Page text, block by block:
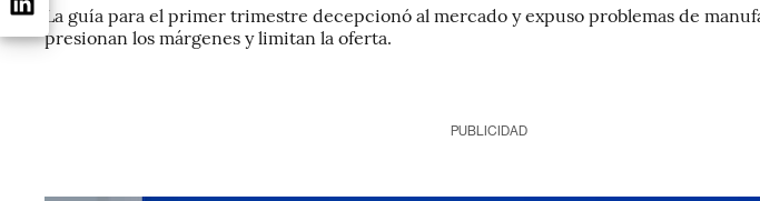
La guía para el primer trimestre decepcionó al mercado y expuso problemas de
presionan los márgenes y limitan la oferta.
PUBLICIDAD